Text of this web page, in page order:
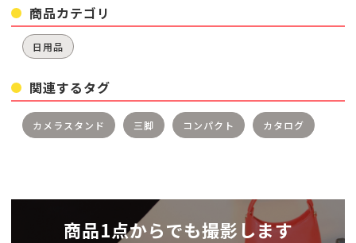
商品カテゴリ
日用品
関連するタグ
カメラスタンド 三脚 コンパクト カタログ
商品1点からでも撮影します